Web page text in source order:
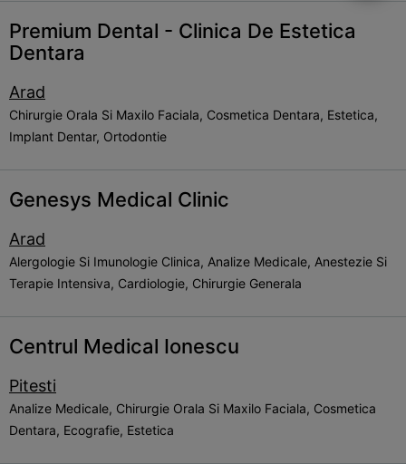
Premium Dental - Clinica De Estetica
Dentara
Arad
Chirurgie Orala Si Maxilo Faciala, Cosmetica Dentara, Estetica,
Implant Dentar, Ortodontie
Genesys Medical Clinic
Arad
Alergologie Si Imunologie Clinica, Analize Medicale, Anestezie Si
Terapie Intensiva, Cardiologie, Chirurgie Generala
Centrul Medical Ionescu
Pitesti
Analize Medicale, Chirurgie Orala Si Maxilo Faciala, Cosmetica
Dentara, Ecografie, Estetica